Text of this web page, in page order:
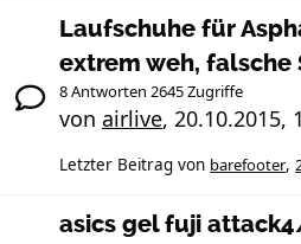
Laufschuhe für
extrem weh, falsche
8 Antworten 2645 Zugriffe
von airlive, 20.10.2015,
Letzter Beitrag von barefooter,
asics gel fuji